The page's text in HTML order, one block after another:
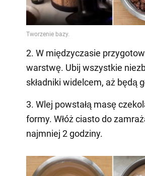
2. W międzyczasie
warstwę. Ubij wszystkie
składniki widelcem, aż będą
3. Wlej powstałą masę
formy. Włóż ciasto do
najmniej 2 godziny.